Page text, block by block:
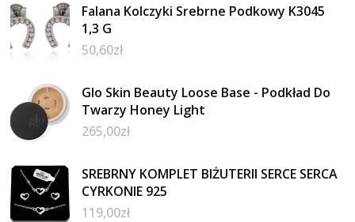
Falana Kolczyki Srebrne Podkowy K3045
1,3 G
50,60zł
Glo Skin Beauty Loose Base - Podkład Do
Twarzy Honey Light
265,00zł
SREBRNY KOMPLET BIŻUTERII SERCE SERCA
CYRKONIE 925
119,00zł